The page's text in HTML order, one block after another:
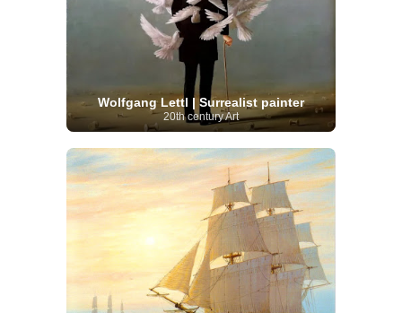
Wolfgang Lettl | Surrealist painter
20th century Art